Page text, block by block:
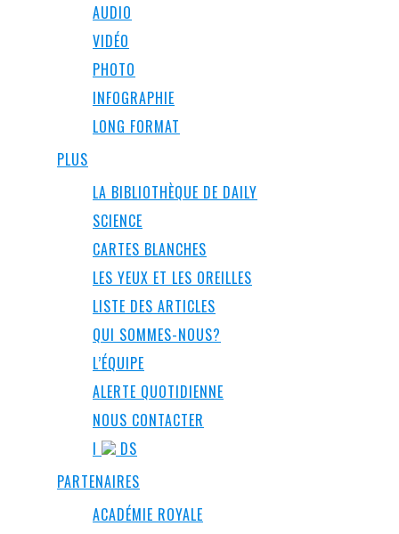
AUDIO
VIDÉO
PHOTO
INFOGRAPHIE
LONG FORMAT
PLUS
LA BIBLIOTHÈQUE DE DAILY
SCIENCE
CARTES BLANCHES
LES YEUX ET LES OREILLES
LISTE DES ARTICLES
QUI SOMMES-NOUS?
L’ÉQUIPE
ALERTE QUOTIDIENNE
NOUS CONTACTER
I
DS
PARTENAIRES
ACADÉMIE ROYALE